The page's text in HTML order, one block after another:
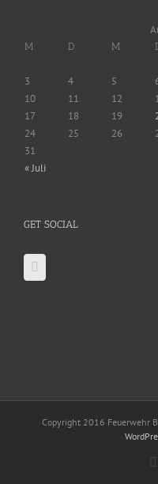
M D M
3
4 5
10
11 12
17
18 19
24
25 26
31
« Juli
GET SOCIAL
Copyright 2016 Feuerwehr